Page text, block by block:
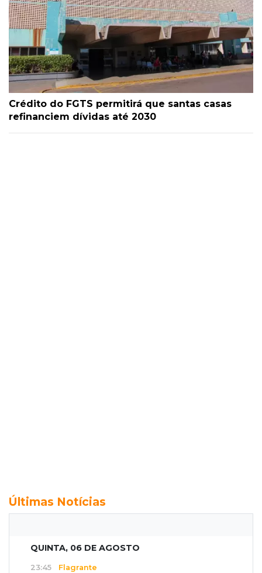
Crédito do FGTS permitirá que santas casas
refinanciem dívidas até 2030
Últimas Notícias
QUINTA, 06 DE AGOSTO
23:45 Flagrante